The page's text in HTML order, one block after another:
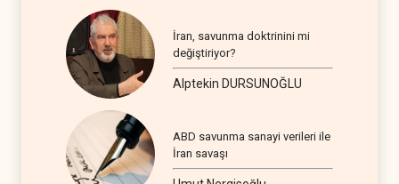
İran, savunma doktrinini mi
değiştiriyor?
Alptekin DURSUNOĞLU
ABD savunma sanayi verileri ile
İran savaşı